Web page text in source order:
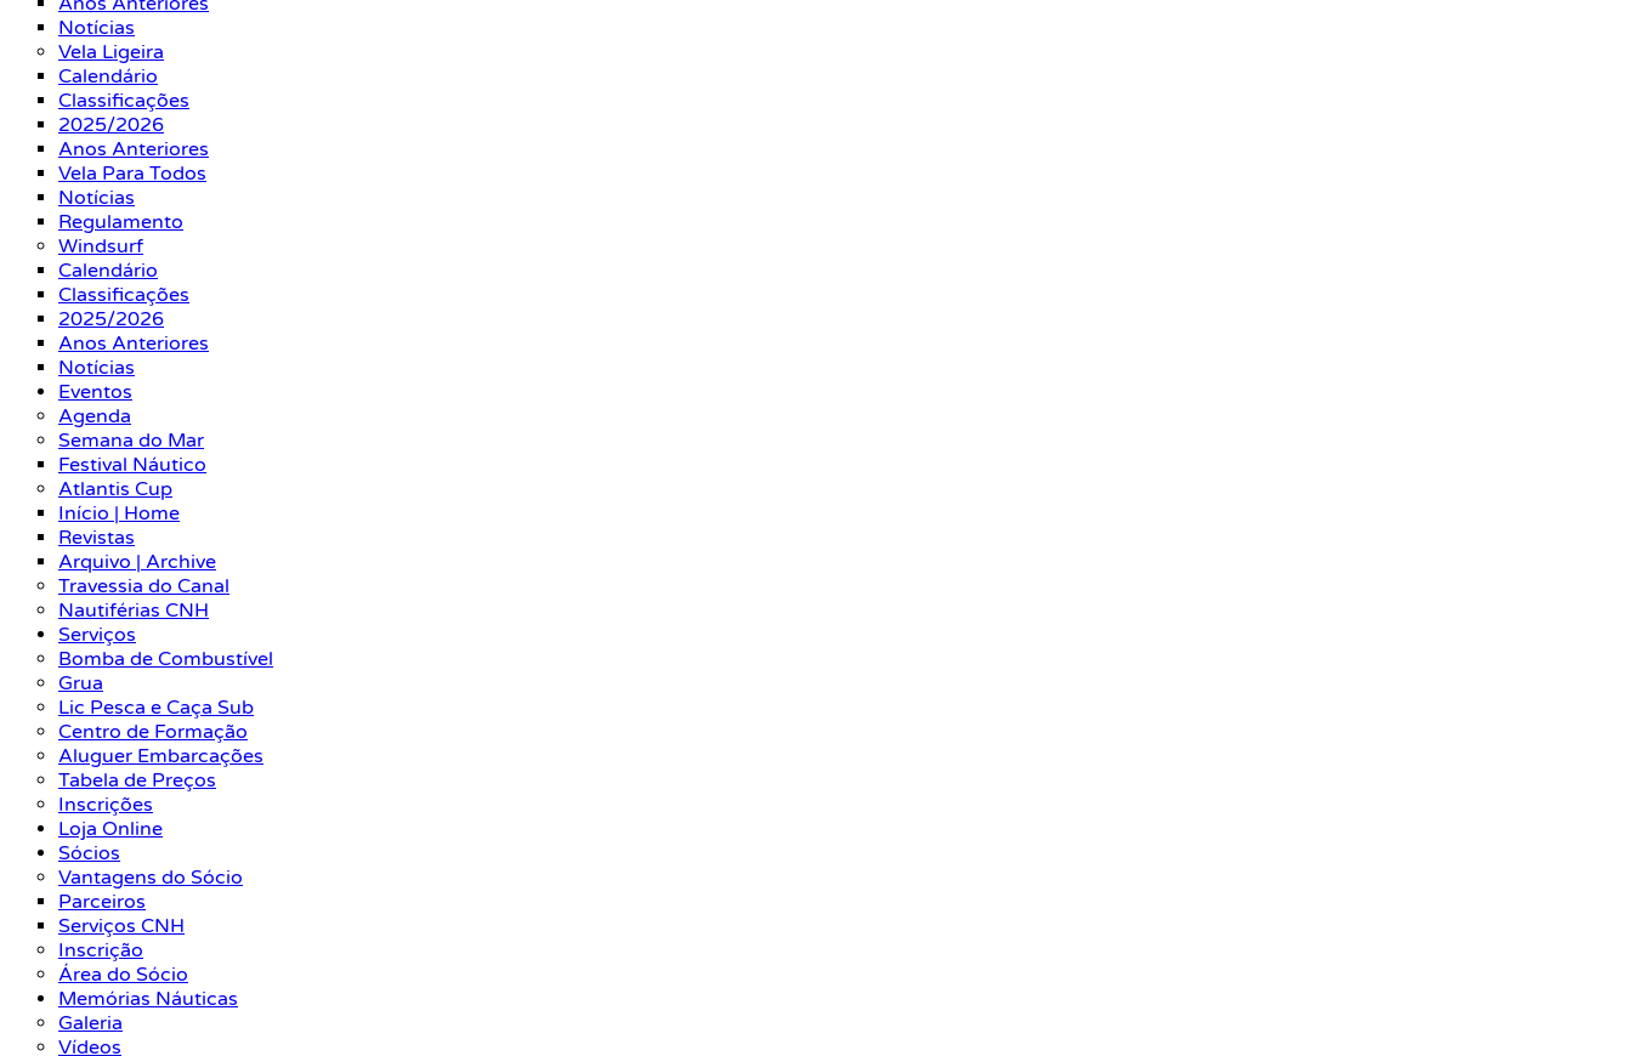
Notícias
Vela Ligeira
Calendário
Classificações
2025/2026
Anos Anteriores
Vela Para Todos
Notícias
Regulamento
Windsurf
Calendário
Classificações
2025/2026
Anos Anteriores
Notícias
Eventos
Agenda
Semana do Mar
Festival Náutico
Atlantis Cup
Início | Home
Revistas
Arquivo | Archive
Travessia do Canal
Nautiférias CNH
Serviços
Bomba de Combustível
Grua
Lic Pesca e Caça Sub
Centro de Formação
Aluguer Embarcações
Tabela de Preços
Inscrições
Loja Online
Sócios
Vantagens do Sócio
Parceiros
Serviços CNH
Inscrição
Área do Sócio
Memórias Náuticas
Galeria
Vídeos